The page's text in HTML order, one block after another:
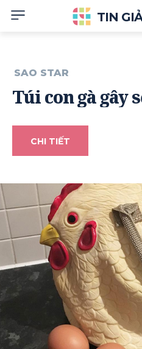
TIN
SAO STAR
Túi con gà gây
CHI TIẾT